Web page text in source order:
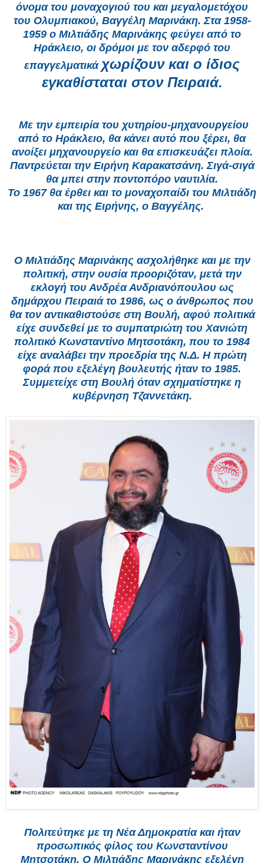
όνομα του μοναχογιού του και μεγαλομετόχου
του Ολυμπιακού, Βαγγέλη Μαρινάκη. Στα 1958-
1959 ο Μιλτιάδης Μαρινάκης φεύγει από το
Ηράκλειο, οι δρόμοι με τον αδερφό του
επαγγελματικά χωρίζουν και ο ίδιος
εγκαθίσταται στον Πειραιά.
Με την εμπειρία του χυτηρίου-μηχανουργείου
από το Ηράκλειο, θα κάνει αυτό που ξέρει, θα
ανοίξει μηχανουργείο και θα επισκευάζει πλοία.
Παντρεύεται την Ειρήνη Καρακατσάνη. Σιγά-σιγά
θα μπει στην ποντοπόρο ναυτιλία.
Το 1967 θα έρθει και το μοναχοπαίδι του Μιλτιάδη
και της Ειρήνης, ο Βαγγέλης.
Ο Μιλτιάδης Μαρινάκης ασχολήθηκε και με την
πολιτική, στην ουσία προοριζόταν, μετά την
εκλογή του Ανδρέα Ανδριανόπουλου ως
δημάρχου Πειραιά το 1986, ως ο άνθρωπος που
θα τον αντικαθιστούσε στη Βουλή, αφού πολιτικά
είχε συνδεθεί με το συμπατριώτη του Χανιώτη
πολιτικό Κωνσταντίνο Μητσοτάκη, που το 1984
είχε αναλάβει την προεδρία της Ν.Δ. Η πρώτη
φορά που εξελέγη βουλευτής ήταν το 1985.
Συμμετείχε στη Βουλή όταν σχηματίστηκε η
κυβέρνηση Τζαννετάκη.
Πολιτεύτηκε με τη Νέα Δημοκρατία και ήταν
προσωπικός φίλος του Κωνσταντίνου
Μητσοτάκη. Ο Μιλτιάδης Μαρινάκης εξελέγη